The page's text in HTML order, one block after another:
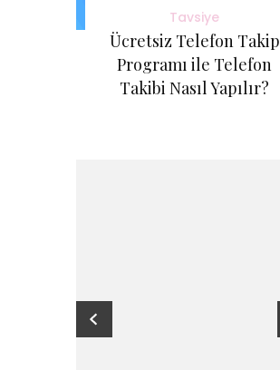
Tavsiye
Ücretsiz Telefon Takip
Programı ile Telefon
Takibi Nasıl Yapılır?